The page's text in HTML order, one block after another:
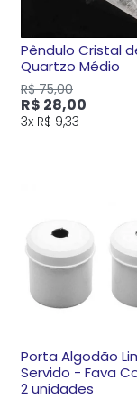
Pêndulo Cristal
Quartzo Médio
R$ 75,00
R$ 28,00
3x R$ 9,33
Porta Algodão
Servido - Fava
2 unidades